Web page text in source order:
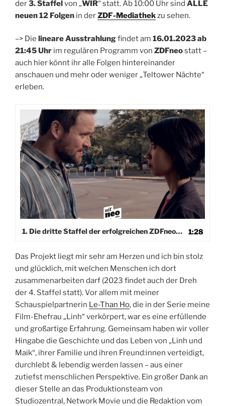
der3. Staffelvon „WIR“ statt. Ab 10:00 Uhr sind ALLE
neuen 12 Folgen in derZDF-Mediathekzu sehen.
–> Die lineare Ausstrahlungfindet am 16.01.2023 ab
21:45 Uhr im regulären Programm von ZDFneostatt –
auch hier könnt ihr alle Folgen hintereinander
anschauen und mehr oder weniger „Teltower Nächte“
erleben.
Video-
Player
1. Die dritte Staffel der erfolgreichen ZDFneo-Serie WIR. 1:28
Das Projekt liegt mir sehr am Herzen und ich bin stolz
und glücklich, mit welchen Menschen ich dort
zusammenarbeiten darf (2023 findet auch der Dreh
der 4. Staffel statt). Vor allem mit meiner
Schauspielpartnerin Le-Than Ho, die in der Serie meine
Film-Ehefrau „Linh“ verkörpert, war es eine erfüllende
und großartige Erfahrung. Gemeinsam haben wir voller
Hingabe die Geschichte und das Leben von „Linh und
Maik“, ihrer Familie und ihren Freund:innen verteidigt,
durchlebt & lebendig werden lassen – aus einer
zutiefst menschlichen Perspektive. Ein großer Dank an
dieser Stelle an das Produktionsteam von
Studiozentral, Network Movie und die Redaktion vom